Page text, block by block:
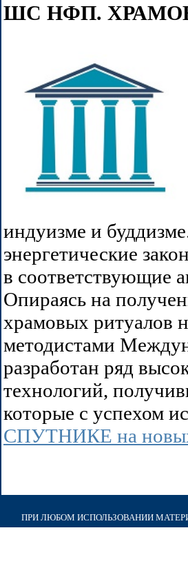
ШС НФП.
индуизме и
энергетические
в соответствующие
Опираясь на
храмовых ритуалов
методистами
разработан ряд
технологий,
которые с успехом
СПУТНИКЕ на
ПРИ ЛЮБОМ ИСПОЛЬЗОВАНИИ